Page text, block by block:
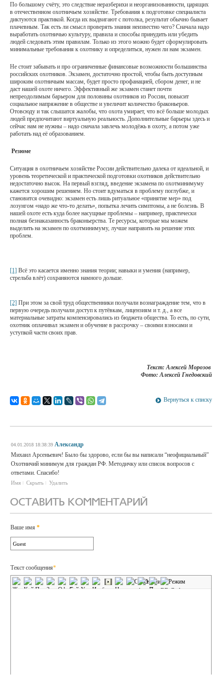
По большому счёту, это следствие неразберихи и неорганизованности, царящих
в отечественном охотничьем хозяйстве. Требования к подготовке специалиста
диктуются практикой. Когда их выдвигают с потолка, результат обычно бывает
плачевным. Так есть ли смысл проверять знания неизвестно чего? Сначала надо
выработать охотничью культуру, правила и способы принудить или убедить
людей следовать этим правилам. Только из этого можно будет сформулировать
минимальные требования к охотнику и определиться, нужен ли нам экзамен.
Не стоит забывать и про ограниченные финансовые возможности большинства
российских охотников. Экзамен, достаточно простой, чтобы быть доступным
широким охотничьим массам, будет просто профанацией, сбором денег, и не
даст нашей охоте ничего. Эффективный же экзамен станет почти
непреодолимым барьером для половины охотников из России, повысит
социальное напряжение в обществе и увеличит количество браконьеров.
Отовсюду и так слышатся жалобы, что охота умирает, что всё больше молодых
людей предпочитают виртуальную реальность. Дополнительные барьеры здесь и
сейчас нам не нужны – надо сначала завлечь молодёжь в охоту, а потом уже
работать над её образованием.
Резюме
Ситуация в охотничьем хозяйстве России действительно далека от идеальной, и
уровень теоретической и практической подготовки охотников действительно
недостаточно высок. На первый взгляд, введение экзамена по охотминимуму
кажется хорошим решением. Но стоит вдуматься в проблему поглубже, и
становится очевидно: экзамен есть лишь ритуальное «принятие мер» под
лозунгом «надо же что-то делать», попытка лечить симптомы, а не болезнь. В
нашей охоте есть куда более насущные проблемы – например, практически
полная безнаказанность браконьерства. Те ресурсы, которые мы можем
выделить на экзамен по охотминимуму, лучше направить на решение этих
проблем.
[1] Всё это касается именно знания теории; навыки и умения (например,
стрельба влёт) сохраняются намного дольше.
[2] При этом за свой труд общественники получали вознаграждение тем, что в
первую очередь получали доступ к путёвкам, лицензиям и т. д., а все
материальные затраты компенсировались из бюджета общества. То есть, по сути,
охотник оплачивал экзамен и обучение в рассрочку – своими взносами и
уступкой части своих прав.
Текст: Алексей Морозов
Фото: Алексей Гнедовский
Вернуться к списку
04.01.2018 18:38:39 Александр
Михаил Арсеньевич! Было бы здорово, если бы вы написали “неофициальный”
Охотничий минимум для граждан РФ. Методичку или список вопросов с
ответами. Спасибо!
Имя Скрыть Удалить
ОСТАВИТЬ КОММЕНТАРИЙ
Ваше имя *
Текст сообщения*